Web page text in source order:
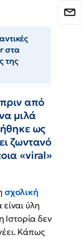
στα
της
από
μιλά
ως
ζωντανό
«viral»
σχολική
ύλη
Ιστορία δεν
Κάπως